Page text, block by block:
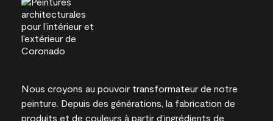
Nous croyons au pouvoir transformateur de notre
peinture. Depuis des générations, la fabrication de
produits et de couleurs à partir d’ingrédients de